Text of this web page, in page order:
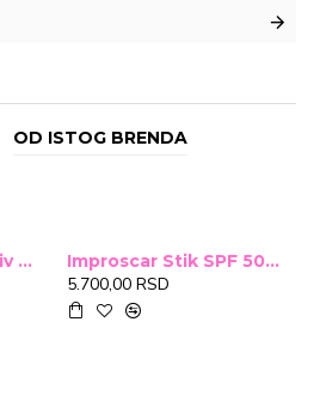
OD ISTOG BRENDA
Improscar Stck protiv ožiljaka 4,6g Improscar Stik SPF 50+ Conceal 6,9g (tonirani)
5.700,00 RSD